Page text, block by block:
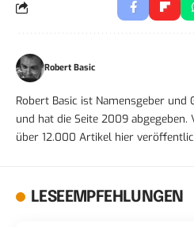
Robert Basic
Robert Basic ist Namensgeber und
und hat die Seite 2009
über 12.000 Artikel hier
LESEEMPFEHLUNGEN